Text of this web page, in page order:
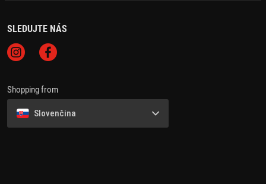
SLEDUJTE NÁS
Shopping from
Slovenčina